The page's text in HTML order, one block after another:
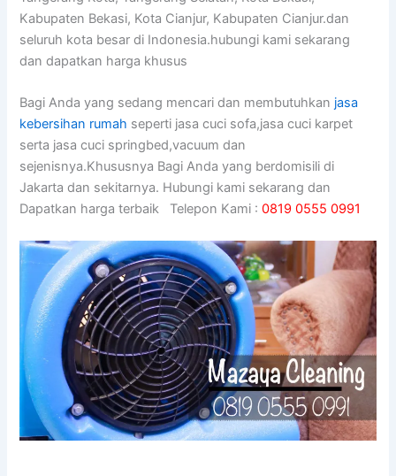
Kabupaten Bekasi, Kota Cianjur, Kabupaten Cianjur.dan
seluruh kota besar di Indonesia.hubungi kami sekarang
dan dapatkan harga khusus
Bagi Anda yang sedang mencari dan membutuhkan jasa
kebersihan rumah seperti jasa cuci sofa,jasa cuci karpet
serta jasa cuci springbed,vacuum dan
sejenisnya.Khususnya Bagi Anda yang berdomisili di
Jakarta dan sekitarnya. Hubungi kami sekarang dan
Dapatkan harga terbaik Telepon Kami :0819 0555 0991